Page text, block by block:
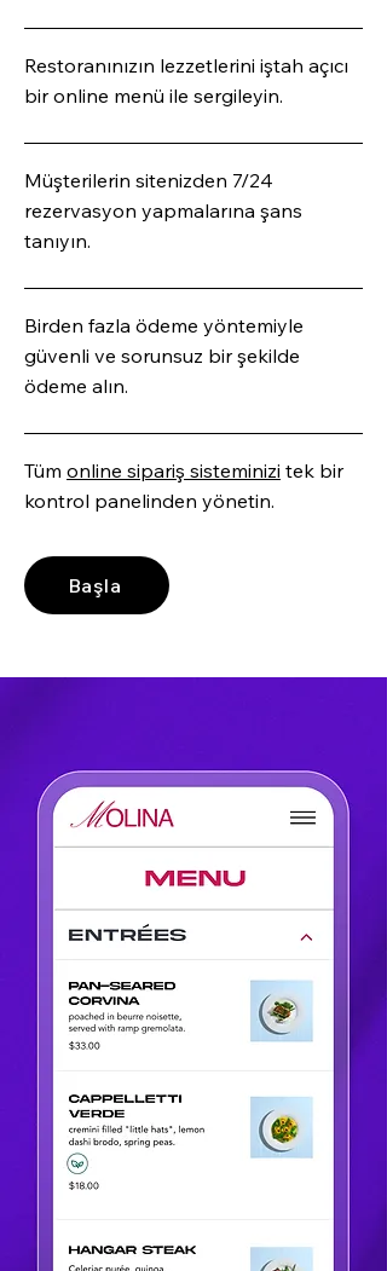
Restoranınızın lezzetlerini iştah açıcı
bir online menü ile sergileyin.
Müşterilerin sitenizden 7/24
rezervasyon yapmalarına şans
tanıyın.
Birden fazla ödeme yöntemiyle
güvenli ve sorunsuz bir şekilde
ödeme alın.
Tüm online sipariş sisteminizi tek bir
kontrol panelinden yönetin.
Başla